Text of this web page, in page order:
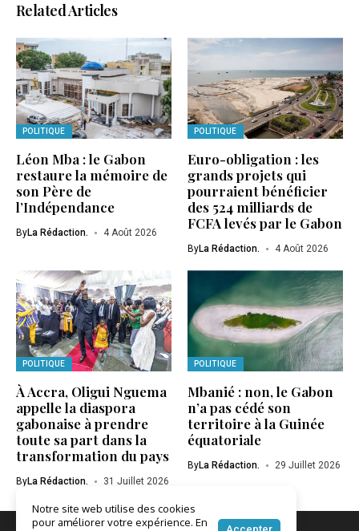
Related Articles
POLITIQUE
Léon Mba : le Gabon
restaure la mémoire de
son Père de
l’Indépendance
ByLa Rédaction. 4 Août 2026
POLITIQUE
Euro-obligation : les
grands projets qui
pourraient bénéficier
des 524 milliards de
FCFA levés par le Gabon
ByLa Rédaction. 4 Août 2026
POLITIQUE
À Accra, Oligui Nguema
appelle la diaspora
gabonaise à prendre
toute sa part dans la
transformation du pays
ByLa Rédaction. 31 Juillet 2026
POLITIQUE
Mbanié : non, le Gabon
n’a pas cédé son
territoire à la Guinée
équatoriale
ByLa Rédaction. 29 Juillet 2026
Notre site web utilise des cookies
pour améliorer votre expérience. En